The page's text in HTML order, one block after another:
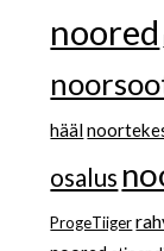
noored
hääl
osalus
ProgeTiiger